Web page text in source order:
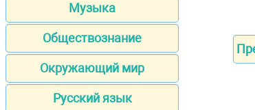
Музыка
Обществознание
Окружающий мир
Русский язык